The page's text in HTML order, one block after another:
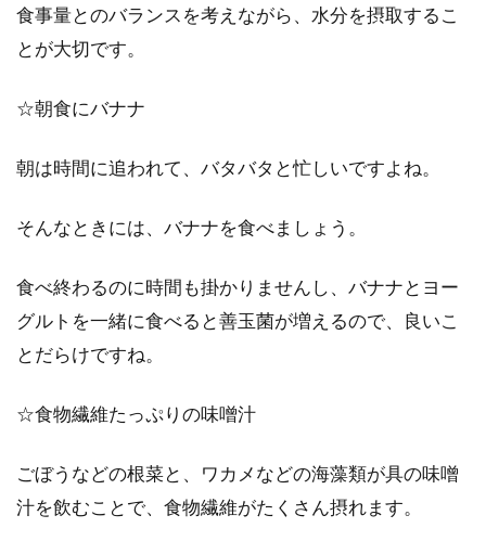
食事量とのバランスを考えながら、水分を摂取するこ
とが大切です。
☆朝食にバナナ
朝は時間に追われて、バタバタと忙しいですよね。
そんなときには、バナナを食べましょう。
食べ終わるのに時間も掛かりませんし、バナナとヨー
グルトを一緒に食べると善玉菌が増えるので、良いこ
とだらけですね。
☆食物繊維たっぷりの味噌汁
ごぼうなどの根菜と、ワカメなどの海藻類が具の味噌
汁を飲むことで、食物繊維がたくさん摂れます。